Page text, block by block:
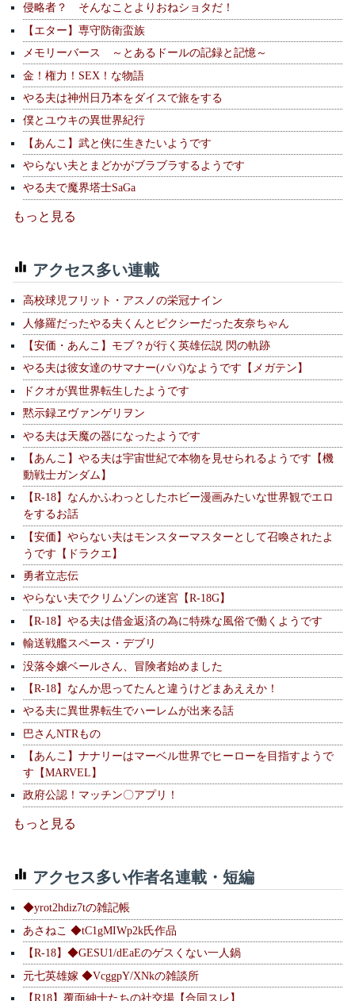
侵略者？ そんなことよりおねショタだ！
【エター】専守防衛蛮族
メモリーバース ～とあるドールの記録と記憶～
金！権力！SEX！な物語
やる夫は神州日乃本をダイスで旅をする
僕とユウキの異世界紀行
【あんこ】武と侠に生きたいようです
やらない夫とまどかがブラブラするようです
やる夫で魔界塔士SaGa
もっと見る
アクセス多い連載
高校球児フリット・アスノの栄冠ナイン
人修羅だったやる夫くんとピクシーだった友奈ちゃん
【安価・あんこ】モブ？が行く英雄伝説 閃の軌跡
やる夫は彼女達のサマナー(パパ)なようです【メガテン】
ドクオが異世界転生したようです
黙示録ヱヴァンゲリヲン
やる夫は天魔の器になったようです
【あんこ】やる夫は宇宙世紀で本物を見せられるようです【機
動戦士ガンダム】
【R-18】なんかふわっとしたホビー漫画みたいな世界観でエロ
をするお話
【安価】やらない夫はモンスターマスターとして召喚されたよ
うです【ドラクエ】
勇者立志伝
やらない夫でクリムゾンの迷宮【R-18G】
【R-18】やる夫は借金返済の為に特殊な風俗で働くようです
輸送戦艦スペース・デブリ
没落令嬢ベールさん、冒険者始めました
【R-18】なんか思ってたんと違うけどまあええか！
やる夫に異世界転生でハーレムが出来る話
巴さんNTRもの
【あんこ】ナナリーはマーベル世界でヒーローを目指すようで
す【MARVEL】
政府公認！マッチン〇アプリ！
もっと見る
アクセス多い作者名連載・短編
◆yrot2hdiz7tの雑記帳
あさねこ ◆tC1gMIWp2k氏作品
【R-18】◆GESU1/dEaEのゲスくない一人鍋
元七英雄嫁 ◆VcggpY/XNkの雑談所
【R18】覆面紳士たちの社交場【合同スレ】